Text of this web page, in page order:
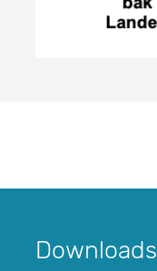
Downloads